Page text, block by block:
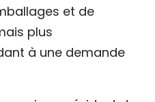
et de
plus
à une demande